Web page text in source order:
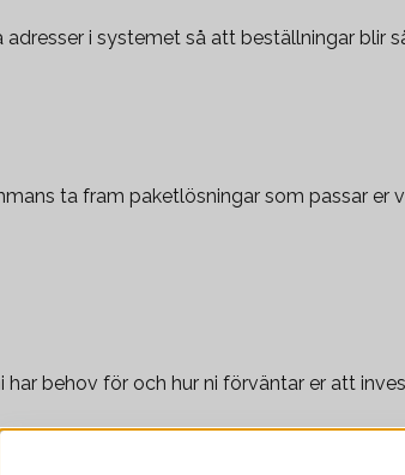
i systemet så att beställningar blir
ta fram paketlösningar som passar
behov för och hur ni förväntar er att
Prenumerera på vårt nyhetsbrev med